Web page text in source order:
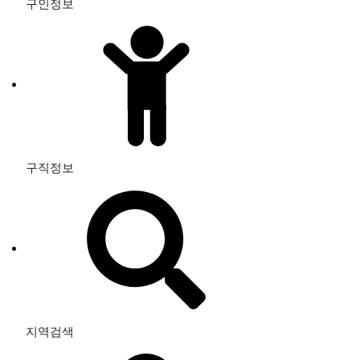
구인정보
구직정보
지역검색